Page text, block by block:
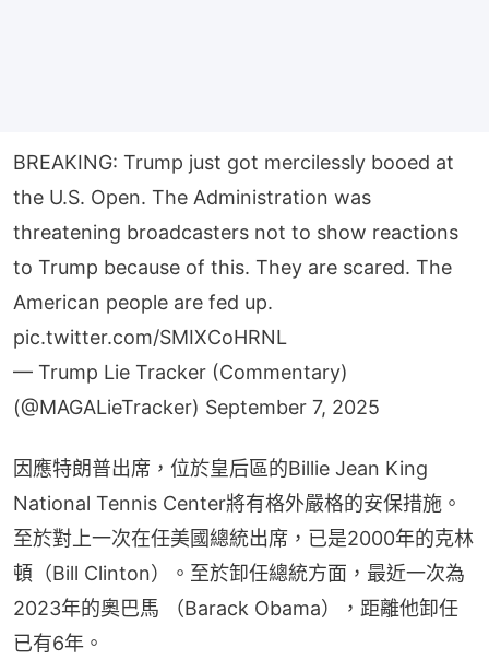
BREAKING: Trump just got mercilessly booed at
the U.S. Open. The Administration was
threatening broadcasters not to show reactions
to Trump because of this. They are scared. The
American people are fed up.
pic.twitter.com/SMIXCoHRNL
— Trump Lie Tracker (Commentary)
(@MAGALieTracker) September 7, 2025
因應特朗普出席，位於皇后區的Billie Jean King
National Tennis Center將有格外嚴格的安保措施。
至於對上一次在任美國總統出席，已是2000年的克林
頓（Bill Clinton）。至於卸任總統方面，最近一次為
2023年的奧巴馬 （Barack Obama），距離他卸任
已有6年。